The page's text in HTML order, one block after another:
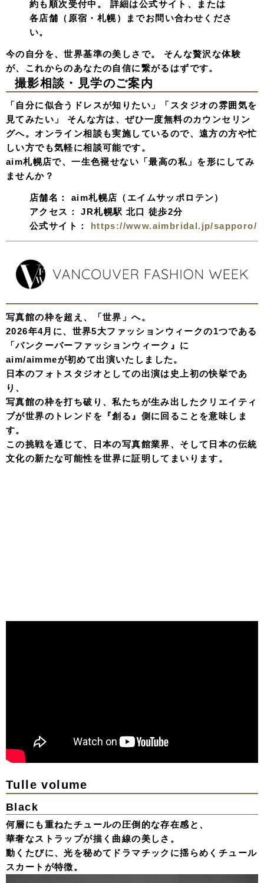
約も順次受付中。 詳細は公式サイト、または
各店舗（原宿・札幌）までお問い合わせくださ
い。
今の自分を、世界基準の美しさで。 そんな贅沢な体験
が、これからのあなたの自信に繋がるはずです。
撮影相談・見学のご案内
「自分に似合うドレスが知りたい」「スタジオの雰囲気を
見てみたい」 そんな方は、ぜひ一度無料のカウンセリン
グへ。オンライン相談も実施しているので、遠方の方や忙
しい方でも気軽に相談可能です。
aim札幌店で、一生色褪せない「最高の私」を形にしてみ
ませんか？
店舗名：
aim札幌店（エイムサッポロテン）
アクセス：
JR札幌駅 北口 徒歩2分
公式サイト：
https://www.aimbridal.jp/sapporo/
写真館の枠を超え、「世界」へ。
2026年4月に、世界5大ファッションウィークの1つである
「バンクーバーファッションウィーク』に
aim/aimmeが初めて出演いたしました。
日本のフォトスタジオとしての出演は史上初の快挙であ
り、
写真館の枠を打ち破り、私たちが生み出したクリエイティ
ブが世界のトレンドを『創る』側に回ることを意味しま
す。
この挑戦を通じて、日本の写真館業界、そして日本の伝統
文化の新たな可能性を世界に証明してまいります。
Tulle volume
Black
何層にも重ねたチュールの圧倒的な存在感と、
華奢なストラップが描く曲線の美しさ。
動くたびに、光を秘めてドラマチックに揺らめくチュール
スカートが特徴。